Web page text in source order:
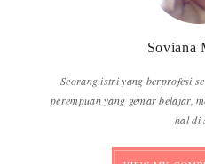
Soviana
Seorang istri yang berprofesi
perempuan yang gemar belajar,
hal di